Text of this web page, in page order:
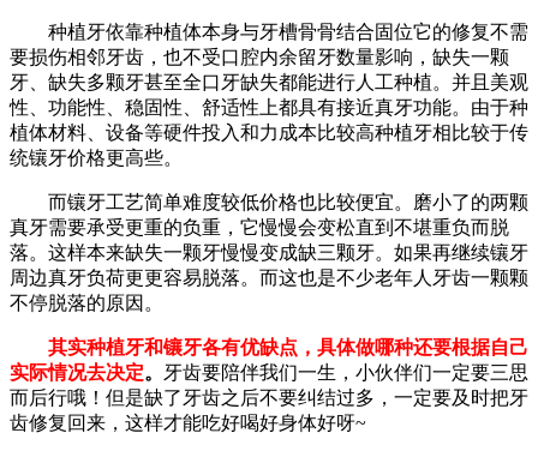
种植牙依靠种植体本身与牙槽骨骨结合固位它的修复不需
要损伤相邻牙齿，也不受口腔内余留牙数量影响，缺失一颗
牙、缺失多颗牙甚至全口牙缺失都能进行人工种植。并且美观
性、功能性、稳固性、舒适性上都具有接近真牙功能。由于种
植体材料、设备等硬件投入和力成本比较高种植牙相比较于传
统镶牙价格更高些。
而镶牙工艺简单难度较低价格也比较便宜。磨小了的两颗
真牙需要承受更重的负重，它慢慢会变松直到不堪重负而脱
落。这样本来缺失一颗牙慢慢变成缺三颗牙。如果再继续镶牙
周边真牙负荷更更容易脱落。而这也是不少老年人牙齿一颗颗
不停脱落的原因。
其实种植牙和镶牙各有优缺点，具体做哪种还要根据自己
实际情况去决定。
牙齿要陪伴我们一生，小伙伴们一定要三思
而后行哦！但是缺了牙齿之后不要纠结过多，一定要及时把牙
齿修复回来，这样才能吃好喝好身体好呀~